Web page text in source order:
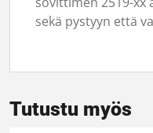
sekä pystyyn että
Tutustu myös